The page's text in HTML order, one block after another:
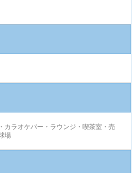
カラオケバー・ラウンジ・喫茶室・売
場